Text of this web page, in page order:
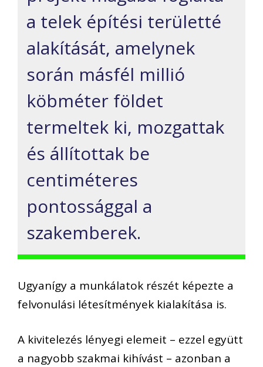
a telek építési területté
alakítását, amelynek
során másfél millió
köbméter földet
termeltek ki, mozgattak
és állítottak be
centiméteres
pontossággal a
szakemberek.
Ugyanígy a munkálatok részét képezte a
felvonulási létesítmények kialakítása is.
A kivitelezés lényegi elemeit – ezzel együtt
a nagyobb szakmai kihívást – azonban a